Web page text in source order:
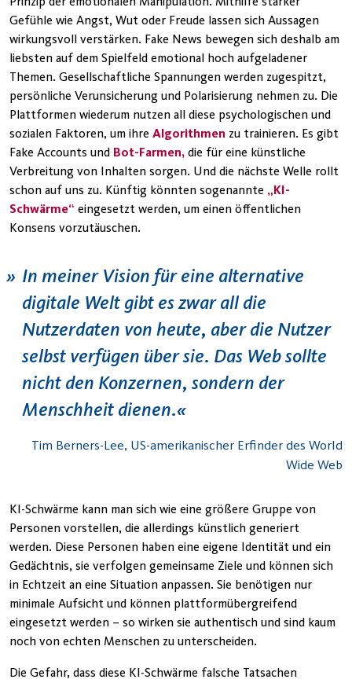
Gefühle wie Angst, Wut oder Freude lassen sich Aussagen
wirkungsvoll verstärken. Fake News bewegen sich deshalb am
liebsten auf dem Spielfeld emotional hoch aufgeladener
Themen. Gesellschaftliche Spannungen werden zugespitzt,
persönliche Verunsicherung und Polarisierung nehmen zu. Die
Plattformen wiederum nutzen all diese psychologischen und
sozialen Faktoren, um ihre Algorithmen zu trainieren. Es gibt
Fake Accounts und Bot-Farmen, die für eine künstliche
Verbreitung von Inhalten sorgen. Und die nächste Welle rollt
schon auf uns zu. Künftig könnten sogenannte „KI-
Schwärme“ eingesetzt werden, um einen öffentlichen
Konsens vorzutäuschen.
In meiner Vision für eine alternative
digitale Welt gibt es zwar all die
Nutzerdaten von heute, aber die Nutzer
selbst verfügen über sie. Das Web sollte
nicht den Konzernen, sondern der
Menschheit dienen.
Tim Berners-Lee, US-amerikanischer Erfinder des World
Wide Web
KI-Schwärme kann man sich wie eine größere Gruppe von
Personen vorstellen, die allerdings künstlich generiert
werden. Diese Personen haben eine eigene Identität und ein
Gedächtnis, sie verfolgen gemeinsame Ziele und können sich
in Echtzeit an eine Situation anpassen. Sie benötigen nur
minimale Aufsicht und können plattformübergreifend
eingesetzt werden – so wirken sie authentisch und sind kaum
noch von echten Menschen zu unterscheiden.
Die Gefahr, dass diese KI-Schwärme falsche Tatsachen